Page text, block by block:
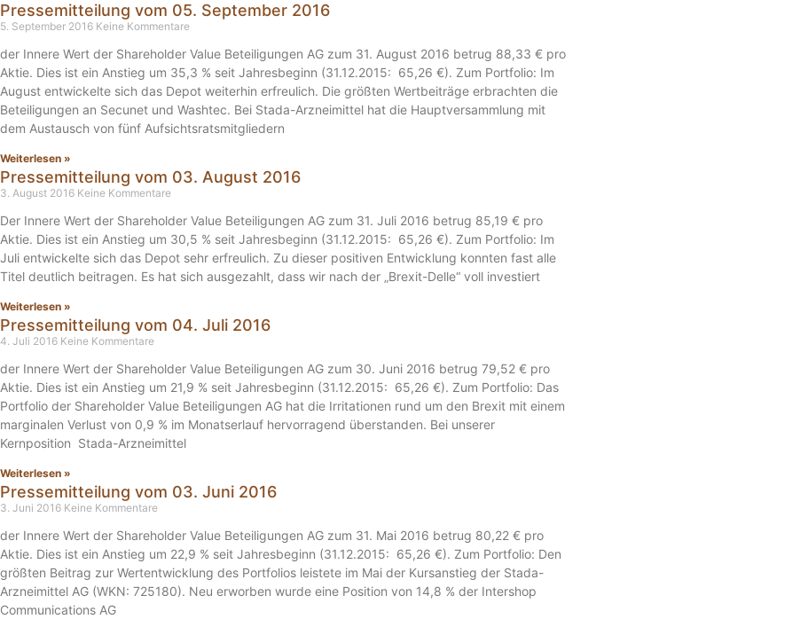
Pressemitteilung vom 05. September 2016
5. September 2016 Keine Kommentare
der Innere Wert der Shareholder Value Beteiligungen AG zum 31. August 2016 betrug 88,33 € pro
Aktie. Dies ist ein Anstieg um 35,3 % seit Jahresbeginn (31.12.2015: 65,26 €). Zum Portfolio: Im
August entwickelte sich das Depot weiterhin erfreulich. Die größten Wertbeiträge erbrachten die
Beteiligungen an Secunet und Washtec. Bei Stada-Arzneimittel hat die Hauptversammlung mit
dem Austausch von fünf Aufsichtsratsmitgliedern
Weiterlesen »
Pressemitteilung vom 03. August 2016
3. August 2016 Keine Kommentare
Der Innere Wert der Shareholder Value Beteiligungen AG zum 31. Juli 2016 betrug 85,19 € pro
Aktie. Dies ist ein Anstieg um 30,5 % seit Jahresbeginn (31.12.2015: 65,26 €). Zum Portfolio: Im
Juli entwickelte sich das Depot sehr erfreulich. Zu dieser positiven Entwicklung konnten fast alle
Titel deutlich beitragen. Es hat sich ausgezahlt, dass wir nach der „Brexit-Delle“ voll investiert
Weiterlesen »
Pressemitteilung vom 04. Juli 2016
4. Juli 2016 Keine Kommentare
der Innere Wert der Shareholder Value Beteiligungen AG zum 30. Juni 2016 betrug 79,52 € pro
Aktie. Dies ist ein Anstieg um 21,9 % seit Jahresbeginn (31.12.2015: 65,26 €). Zum Portfolio: Das
Portfolio der Shareholder Value Beteiligungen AG hat die Irritationen rund um den Brexit mit einem
marginalen Verlust von 0,9 % im Monatserlauf hervorragend überstanden. Bei unserer
Kernposition Stada-Arzneimittel
Weiterlesen »
Pressemitteilung vom 03. Juni 2016
3. Juni 2016 Keine Kommentare
der Innere Wert der Shareholder Value Beteiligungen AG zum 31. Mai 2016 betrug 80,22 € pro
Aktie. Dies ist ein Anstieg um 22,9 % seit Jahresbeginn (31.12.2015: 65,26 €). Zum Portfolio: Den
größten Beitrag zur Wertentwicklung des Portfolios leistete im Mai der Kursanstieg der Stada-
Arzneimittel AG (WKN: 725180). Neu erworben wurde eine Position von 14,8 % der Intershop
Communications AG